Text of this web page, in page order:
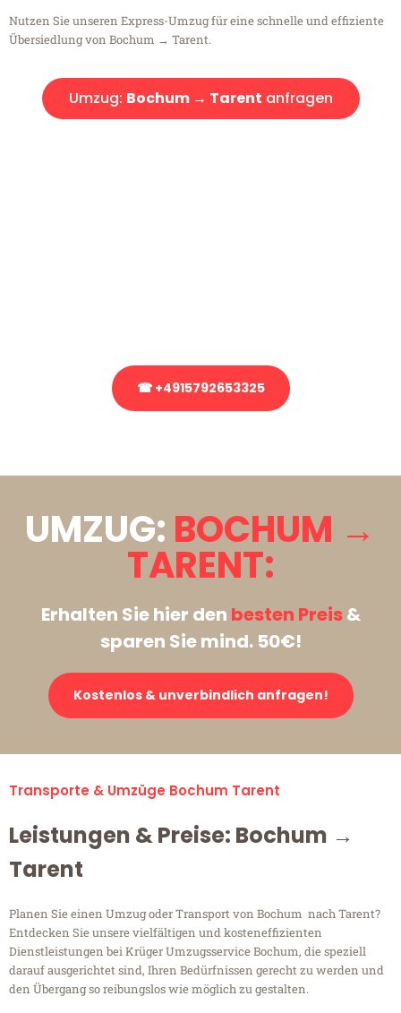
Nutzen Sie unseren Express-Umzug für eine schnelle und effiziente
Übersiedlung von Bochum → Tarent.
Umzug: Bochum → Tarent anfragen
☎ +4915792653325
UMZUG: BOCHUM →
TARENT:
Erhalten Sie hier den besten Preis&
sparen Sie mind. 50€!
Kostenlos & unverbindlich anfragen!
Transporte & Umzüge Bochum Tarent
Leistungen & Preise: Bochum →
Tarent
Planen Sie einen Umzug oder Transport von Bochum nach Tarent?
Entdecken Sie unsere vielfältigen und kosteneffizienten
Dienstleistungen bei Krüger Umzugsservice Bochum, die speziell
darauf ausgerichtet sind, Ihren Bedürfnissen gerecht zu werden und
den Übergang so reibungslos wie möglich zu gestalten.